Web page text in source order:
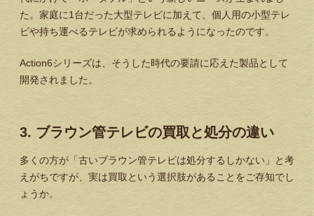
た。家庭に1台だった大型テレビに加えて、個人用の小型テレ
ビや持ち運べるテレビが求められるようになったのです。
Action6シリーズは、そうした時代の要請に応えた製品として
開発されました。
3. ブラウン管テレビの買取と処分の違い
多くの方が「古いブラウン管テレビは処分するしかない」と考
えがちですが、実は買取という選択肢があることをご存知でし
ょうか。